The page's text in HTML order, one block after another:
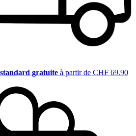
gratuite à partir de CHF 69.90